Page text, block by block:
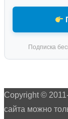
Подписка
Copyright ©
сайта можно